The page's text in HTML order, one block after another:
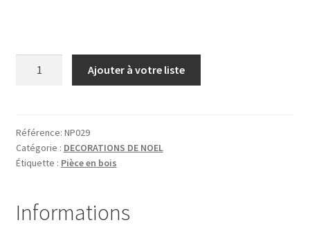
PAQUET
CADEAU
Ajouter à votre liste
Référence: NP029
Catégorie : DECORATIONS DE NOEL
Étiquette : Pièce en bois
Informations